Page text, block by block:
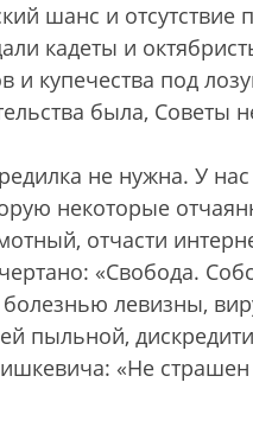
шанс и отсутствие
кадеты и
и купечества под
была, Советы
не нужна. У
некоторые
отчасти
«Свобода.
болезнью левизны,
пыльной,
«Не